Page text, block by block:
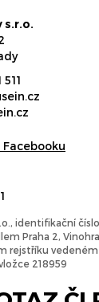
s.r.o.
Facebooku
identifikační
Praha 2,
rejstříku
218959